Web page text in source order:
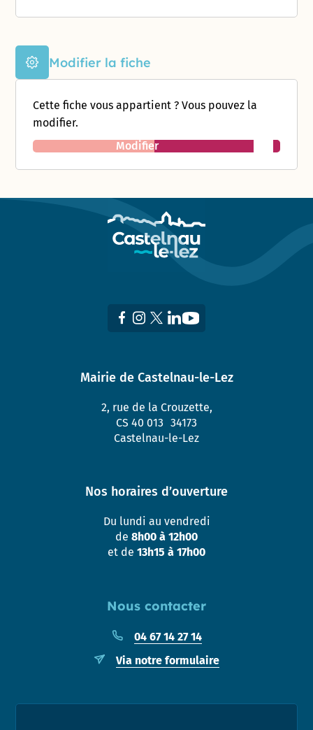
Modifier la fiche
Cette fiche vous appartient ? Vous pouvez la
modifier.
Modifier
Nous contacter
04 67 14 27 14
Via notre formulaire
Mairie de Castelnau-le-Lez
2, rue de la Crouzette,
CS 40 013 34173
Castelnau-le-Lez
Nos horaires d’ouverture
Du lundi au vendredi
de 8h00 à 12h00
et de 13h15 à 17h00